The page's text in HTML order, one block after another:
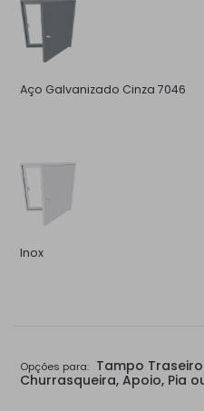
Aço Galvanizado Cinza 7046
Inox
Opções para: Tampo
Churrasqueira, Apoio, Pia